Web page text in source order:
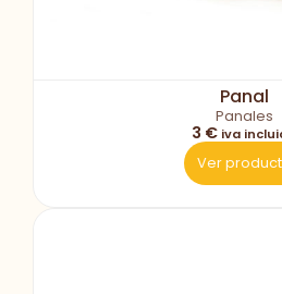
Panal
Panales
3 € iva
Ver